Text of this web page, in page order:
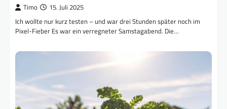
Timo 15. Juli 2025
Ich wollte nur kurz testen – und war drei Stunden später noch im
Pixel-Fieber Es war ein verregneter Samstagabend. Die…